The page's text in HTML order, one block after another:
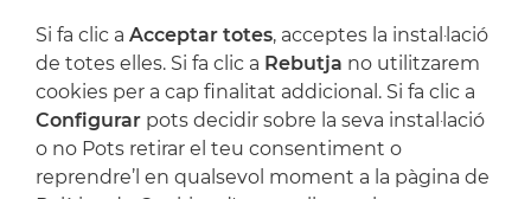
Suport
Si fa clic a Acceptar totes, acceptes la instal·lació
de totes elles. Si fa clic a Rebutja no utilitzarem
cookies per a cap finalitat addicional. Si fa clic a
Configurar pots decidir sobre la seva instal·lació
o no Pots retirar el teu consentiment o
reprendre’l en qualsevol moment a la pàgina de